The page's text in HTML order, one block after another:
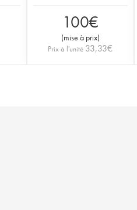
100€
(mise à prix)
Prix à l'unité 33,33€